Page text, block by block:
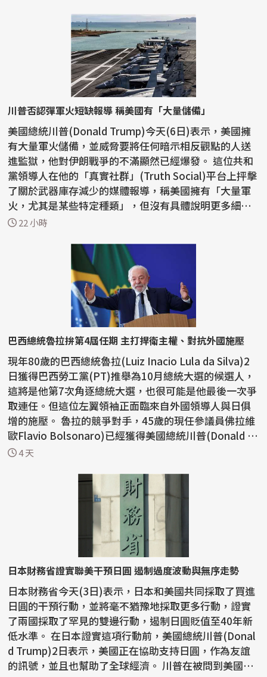
川普否認彈軍火短缺報導 稱美國有「大量儲備」
美國總統川普(Donald Trump)今天(6日)表示，美國擁
有大量軍火儲備，並威脅要將任何暗示相反觀點的人送
進監獄，他對伊朗戰爭的不滿顯然已經爆發。 這位共和
黨領導人在他的「真實社群」(Truth Social)平台上抨擊
了關於武器庫存減少的媒體報導，稱美國擁有「大量軍
火，尤其是某些特定種類」，但沒有具體說明更多細
節。...
22 小時
巴西總統魯拉拚第4屆任期 主打捍衛主權、對抗外國施壓
現年80歲的巴西總統魯拉(Luiz Inacio Lula da Silva)2
日獲得巴西勞工黨(PT)推舉為10月總統大選的候選人，
這將是他第7次角逐總統大選，也很可能是他最後一次爭
取連任。但這位左翼領袖正面臨來自外國領導人與日俱
增的施壓。 魯拉的競爭對手，45歲的現任參議員佛拉維
歐Flavio Bolsonaro)已經獲得美國總統川普(Donald T
r...4 天
日本財務省證實聯美干預日圓 遏制過度波動與無序走勢
日本財務省今天(3日)表示，日本和美國共同採取了買進
日圓的干預行動，並將毫不猶豫地採取更多行動，證實
了兩國採取了罕見的雙邊行動，遏制日圓貶值至40年新
低水準。 在日本證實這項行動前，美國總統川普(Donal
d Trump)2日表示，美國正在協助支持日圓，作為友誼
的訊號，並且也幫助了全球經濟。 川普在被問到美國為